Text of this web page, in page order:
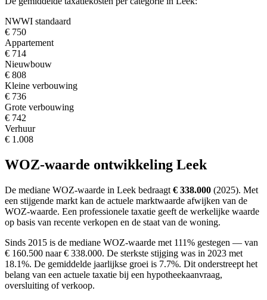
NWWI standaard
€ 750
Appartement
€ 714
Nieuwbouw
€ 808
Kleine verbouwing
€ 736
Grote verbouwing
€ 742
Verhuur
€ 1.008
WOZ-waarde ontwikkeling Leek
De mediane WOZ-waarde in Leek bedraagt € 338.000 (2025). Met
een stijgende markt kan de actuele marktwaarde afwijken van de
WOZ-waarde. Een professionele taxatie geeft de werkelijke waarde
op basis van recente verkopen en de staat van de woning.
Sinds 2015 is de mediane WOZ-waarde met 111% gestegen — van
€ 160.500 naar € 338.000. De sterkste stijging was in 2023 met
18.1%. De gemiddelde jaarlijkse groei is 7.7%. Dit onderstreept het
belang van een actuele taxatie bij een hypotheekaanvraag,
oversluiting of verkoop.